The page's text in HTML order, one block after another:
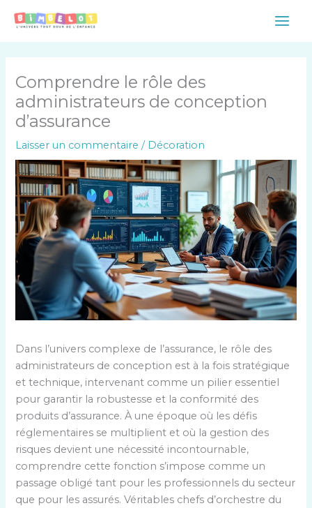
Main
Comprendre le rôle des
administrateurs de conception
d’assurance
Laisser un commentaire / Décoration
Dans l’univers complexe de l’assurance, le rôle des
administrateurs de conception est à la fois stratégique
et technique, intervenant comme un pilier essentiel
pour garantir la robustesse et la conformité des
produits d’assurance. À une époque où les défis
réglementaires se multiplient et où la gestion des
risques devient une nécessité incontournable,
comprendre cette fonction s’impose comme un
passage obligé tant pour les professionnels du secteur
que pour les assurés. Véritables chefs d’orchestre du